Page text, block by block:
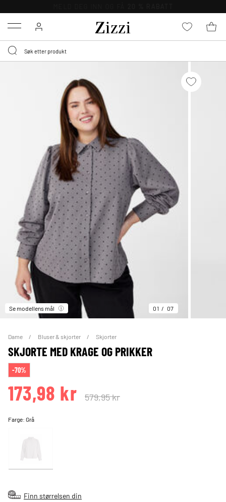
Menu
Se modellens mål 01 07
Dame Bluser & skjorter Skjorter
SKJORTE MED KRAGE OG PRIKKER
-70%
173,98 kr 579,95 kr
Farge:Grå
Finn størrelsen din